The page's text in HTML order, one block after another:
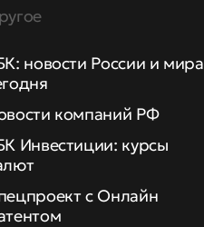
новости России и мира
компаний РФ
Инвестиции: курсы
с Онлайн